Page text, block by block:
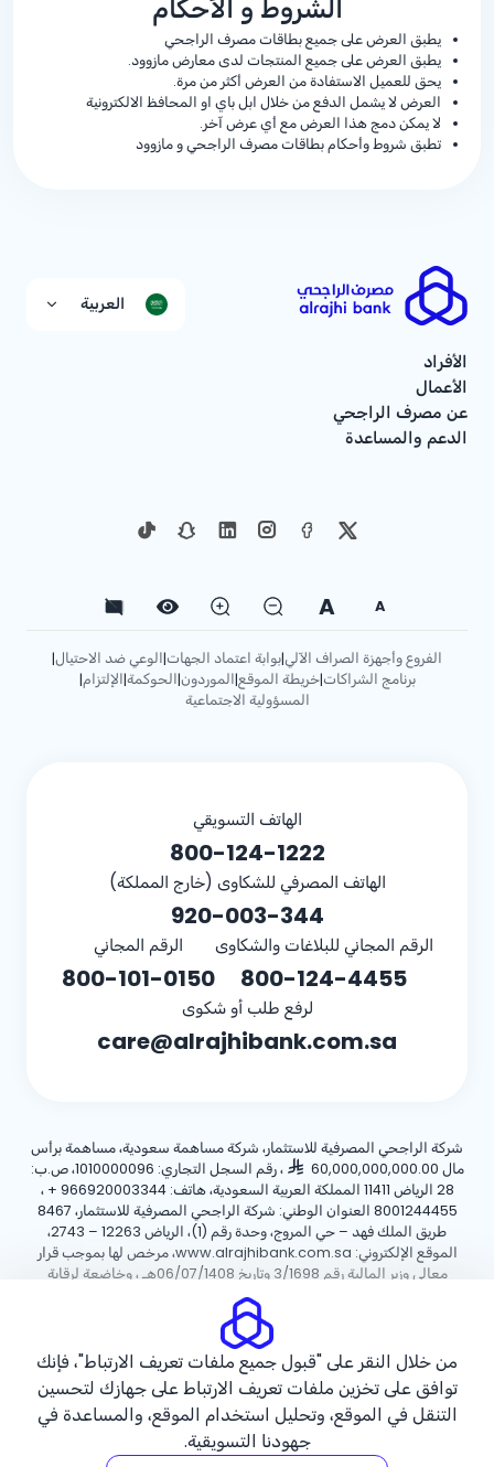
الشروط و الأحكام
يطبق العرض على جميع بطاقات مصرف الراجحي
يطبق العرض على جميع المنتجات لدى معارض مازوود.
يحق للعميل الاستفادة من العرض أكثر من مرة.
العرض لا يشمل الدفع من خلال ابل باي او المحافظ الالكترونية
لا يمكن دمج هذا العرض مع أي عرض آخر.
تطبق شروط وأحكام بطاقات مصرف الراجحي و مازوود
العربية
الأفراد
الأعمال
عن مصرف الراجحي
الدعم والمساعدة
A
A
الفروع وأجهزة الصراف الآلي|بوابة اعتماد الجهات|الوعي ضد الاحتيال|
برنامج الشراكات|خريطة الموقع|الموردون|الحوكمة|الإلتزام|
المسؤولية الاجتماعية
الهاتف التسويقي
800-124-1222
الهاتف المصرفي للشكاوى (خارج المملكة)
920-003-344
الرقم المجاني للبلاغات والشكاوى
800-124-4455
الرقم المجاني
800-101-0150
لرفع طلب أو شكوى
care@alrajhibank.com.sa
شركة الراجحي المصرفية للاستثمار، شركة مساهمة سعودية، مساهمة برأس
مال 60,000,000,000.00
، رقم السجل التجاري: 1010000096، ص.ب:
28 الرياض 11411 المملكة العربية السعودية، هاتف:
+ 966920003344 ،
8001244455 العنوان الوطني: شركة الراجحي المصرفية للاستثمار، 8467
طريق الملك فهد – حي المروج، وحدة رقم (1)، الرياض 12263 – 2743،
الموقع الإلكتروني: www.alrajhibank.com.sa، مرخص لها بموجب قرار
معالي وزير المالية رقم 3/1698 وتاريخ 06/07/1408هـ ، وخاضعة لرقابة
وإشراف البنك المركزي السعودي.
حقوق الطبع والنشر ©2026 مصرف الراجحي.
سياسة ملفات تعريف الارتباطسياسة الخصوصية الأحكام والشروط
من خلال النقر على "قبول جميع ملفات تعريف الارتباط"، فإنك
توافق على تخزين ملفات تعريف الارتباط على جهازك لتحسين
التنقل في الموقع، وتحليل استخدام الموقع، والمساعدة في
جهودنا التسويقية.